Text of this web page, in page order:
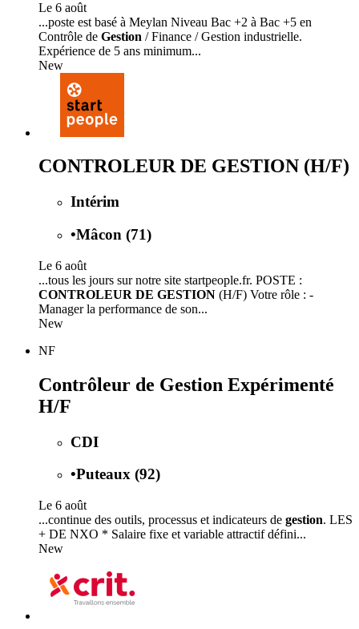
Le 6 août
...poste est basé à Meylan Niveau Bac +2 à Bac +5 en
Contrôle de Gestion / Finance / Gestion industrielle.
Expérience de 5 ans minimum...
New
CONTROLEUR DE GESTION (H/F)
Intérim
•Mâcon (71)
Le 6 août
...tous les jours sur notre site startpeople.fr. POSTE :
CONTROLEUR DE GESTION (H/F) Votre rôle : -
Manager la performance de son...
New
NF
Contrôleur de Gestion Expérimenté
H/F
CDI
•Puteaux (92)
Le 6 août
...continue des outils, processus et indicateurs de gestion. LES
+ DE NXO * Salaire fixe et variable attractif défini...
New